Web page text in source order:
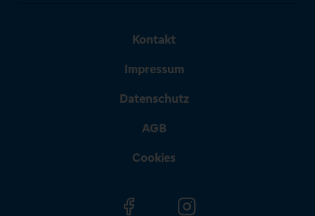
Kontakt
Impressum
Datenschutz
AGB
Cookies